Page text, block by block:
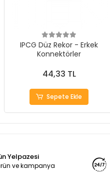
IPCG Düz Rekor - Erkek
Konnektörler
44,33 TL
Sepete Ekle
Yelpazesi
ve kampanya